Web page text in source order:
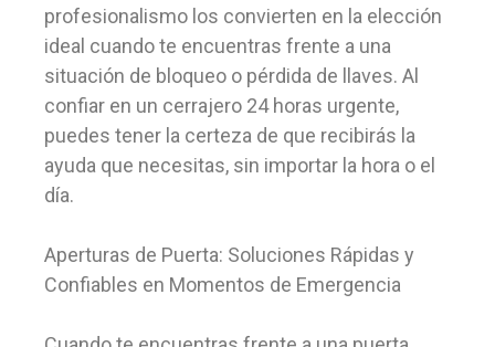
profesionalismo los convierten en la elección
ideal cuando te encuentras frente a una
situación de bloqueo o pérdida de llaves. Al
confiar en un cerrajero 24 horas urgente,
puedes tener la certeza de que recibirás la
ayuda que necesitas, sin importar la hora o el
día.
Aperturas de Puerta: Soluciones Rápidas y
Confiables en Momentos de Emergencia